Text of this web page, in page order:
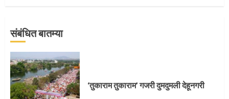
संबंधित बातम्या
‘तुकाराम तुकाराम’ गजरी दुमदुमली देहूनगरी